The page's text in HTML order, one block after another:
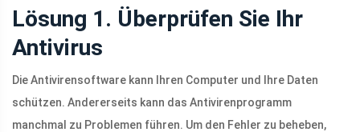
Lösung 1. Überprüfen Sie Ihr
Antivirus
Die Antivirensoftware kann Ihren Computer und Ihre Daten
schützen. Andererseits kann das Antivirenprogramm
manchmal zu Problemen führen. Um den Fehler zu beheben,